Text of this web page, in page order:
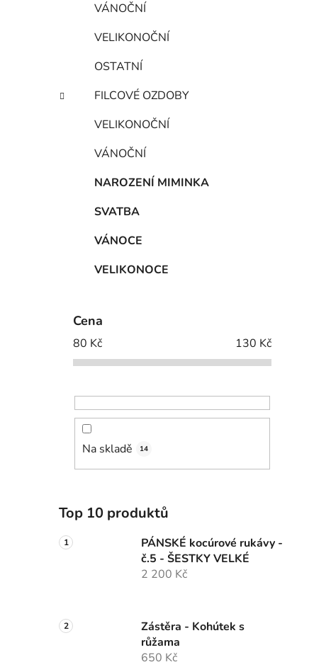
VÁNOČNÍ
VELIKONOČNÍ
OSTATNÍ
FILCOVÉ OZDOBY
VELIKONOČNÍ
VÁNOČNÍ
NAROZENÍ MIMINKA
SVATBA
VÁNOCE
VELIKONOCE
Cena
80 Kč 130 Kč
Na skladě 14
Top 10 produktů
PÁNSKÉ kocúrové rukávy -
č.5 - ŠESTKY VELKÉ
2 200 Kč
Zástěra - Kohútek s
růžama
650 Kč